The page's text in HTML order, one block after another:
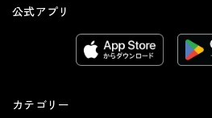
公式アプリ
カテゴリー